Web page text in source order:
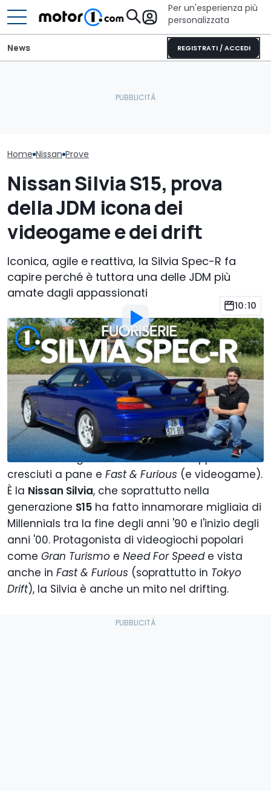
Per un'esperienza più
personalizzata
REGISTRATI / ACCEDI
News
Home Nissan Prove
Nissan Silvia S15, prova
della JDM icona dei
videogame e dei drift
Iconica, agile e reattiva, la Silvia Spec-R fa
capire perché è tuttora una delle JDM più
amate dagli appassionati
10:10
Foto di:Motor1 Italy
Di:Alberto Carmone
7 Giualle12:00
Aggiungi Motor1.com alle
fonti preferite su Google
Non è solo una sportiva, ma una vera e propria
icona di una generazione intera di appassionati
cresciuti a pane e Fast & Furious (e videogame).
È la Nissan Silvia, che soprattutto nella
generazione S15 ha fatto innamorare migliaia di
Millennials tra la fine degli anni '90 e l'inizio degli
anni '00. Protagonista di videogiochi popolari
come Gran Turismo e Need For Speede vista
anche in Fast & Furious (soprattutto in Tokyo
Drift), la Silvia è anche un mito nel drifting.